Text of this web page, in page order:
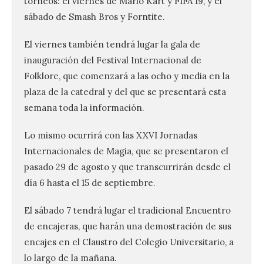
sábado de Smash Bros y Forntite.
El viernes también tendrá lugar la gala de
inauguración del Festival Internacional de
Folklore, que comenzará a las ocho y media en la
plaza de la catedral y del que se presentará esta
semana toda la información.
Lo mismo ocurrirá con las XXVI Jornadas
Internacionales de Magia, que se presentaron el
pasado 29 de agosto y que transcurrirán desde el
día 6 hasta el 15 de septiembre.
El sábado 7 tendrá lugar el tradicional Encuentro
de encajeras, que harán una demostración de sus
encajes en el Claustro del Colegio Universitario, a
lo largo de la mañana.